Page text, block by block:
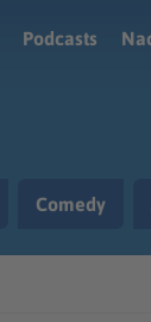
Podcasts
Comedy